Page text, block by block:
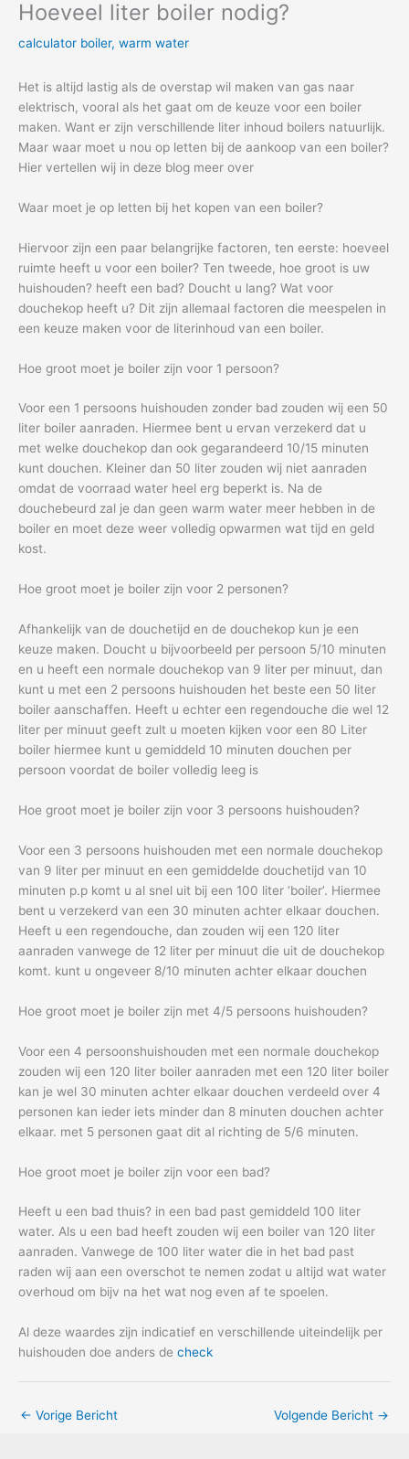
Hoeveel liter boiler nodig?
calculator boiler, warm water
Het is altijd lastig als de overstap wil maken van gas naar
elektrisch, vooral als het gaat om de keuze voor een boiler
maken. Want er zijn verschillende liter inhoud boilers natuurlijk.
Maar waar moet u nou op letten bij de aankoop van een boiler?
Hier vertellen wij in deze blog meer over
Waar moet je op letten bij het kopen van een boiler?
Hiervoor zijn een paar belangrijke factoren, ten eerste: hoeveel
ruimte heeft u voor een boiler? Ten tweede, hoe groot is uw
huishouden? heeft een bad? Doucht u lang? Wat voor
douchekop heeft u? Dit zijn allemaal factoren die meespelen in
een keuze maken voor de literinhoud van een boiler.
Hoe groot moet je boiler zijn voor 1 persoon?
Voor een 1 persoons huishouden zonder bad zouden wij een 50
liter boiler aanraden. Hiermee bent u ervan verzekerd dat u
met welke douchekop dan ook gegarandeerd 10/15 minuten
kunt douchen. Kleiner dan 50 liter zouden wij niet aanraden
omdat de voorraad water heel erg beperkt is. Na de
douchebeurd zal je dan geen warm water meer hebben in de
boiler en moet deze weer volledig opwarmen wat tijd en geld
kost.
Hoe groot moet je boiler zijn voor 2 personen?
Afhankelijk van de douchetijd en de douchekop kun je een
keuze maken. Doucht u bijvoorbeeld per persoon 5/10 minuten
en u heeft een normale douchekop van 9 liter per minuut, dan
kunt u met een 2 persoons huishouden het beste een 50 liter
boiler aanschaffen. Heeft u echter een regendouche die wel 12
liter per minuut geeft zult u moeten kijken voor een 80 Liter
boiler hiermee kunt u gemiddeld 10 minuten douchen per
persoon voordat de boiler volledig leeg is
Hoe groot moet je boiler zijn voor 3 persoons huishouden?
Voor een 3 persoons huishouden met een normale douchekop
van 9 liter per minuut en een gemiddelde douchetijd van 10
minuten p.p komt u al snel uit bij een 100 liter ‘boiler’. Hiermee
bent u verzekerd van een 30 minuten achter elkaar douchen.
Heeft u een regendouche, dan zouden wij een 120 liter
aanraden vanwege de 12 liter per minuut die uit de douchekop
komt. kunt u ongeveer 8/10 minuten achter elkaar douchen
Hoe groot moet je boiler zijn met 4/5 persoons huishouden?
Voor een 4 persoonshuishouden met een normale douchekop
zouden wij een 120 liter boiler aanraden met een 120 liter boiler
kan je wel 30 minuten achter elkaar douchen verdeeld over 4
personen kan ieder iets minder dan 8 minuten douchen achter
elkaar. met 5 personen gaat dit al richting de 5/6 minuten.
Hoe groot moet je boiler zijn voor een bad?
Heeft u een bad thuis? in een bad past gemiddeld 100 liter
water. Als u een bad heeft zouden wij een boiler van 120 liter
aanraden. Vanwege de 100 liter water die in het bad past
raden wij aan een overschot te nemen zodat u altijd wat water
overhoud om bijv na het wat nog even af te spoelen.
Al deze waardes zijn indicatief en verschillende uiteindelijk per
huishouden doe anders de check
← Vorige Bericht Volgende Bericht →